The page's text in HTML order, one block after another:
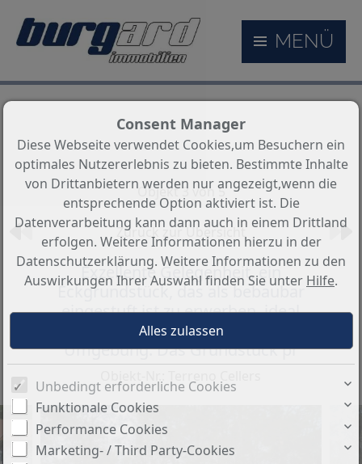
MENÜ
Objekt 3 von 5
Zurück zur Übersicht
Exzellente Gelegenheit, ein
Eckgrundstück, das als bebaubar
eingestuft ist zu erwerben, ideal
gelegen in einer natürlichen
Umgebung. Das Grundstück pr
Consent Manager
Diese Webseite verwendet Cookies,um Besuchern ein
optimales Nutzererlebnis zu bieten. Bestimmte Inhalte
von Drittanbietern werden nur angezeigt,wenn die
entsprechende Option aktiviert ist. Die
Datenverarbeitung kann dann auch in einem Drittland
erfolgen. Weitere Informationen hierzu in der
Datenschutzerklärung. Weitere Informationen zu den
Auswirkungen Ihrer Auswahl finden Sie unter Hilfe.
Unbedingt erforderliche Cookies
Funktionale Cookies
Performance Cookies
Marketing- / Third Party-Cookies